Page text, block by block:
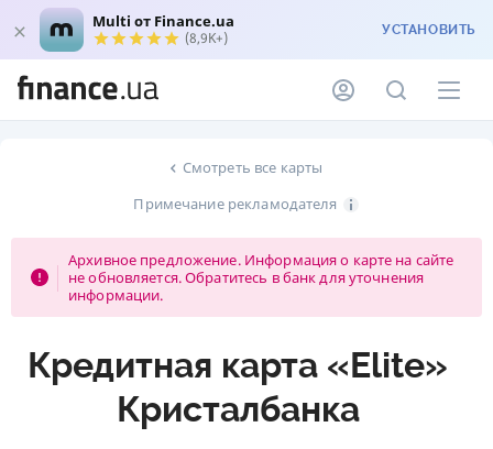
Multi от Finance.ua
(8,9K+) УСТАНОВИТЬ
Смотреть все карты
Примечание рекламодателя
Архивное предложение. Информация о карте на сайте
не обновляется. Обратитесь в банк для уточнения
информации.
Кредитная карта «Elite»
Кристалбанка